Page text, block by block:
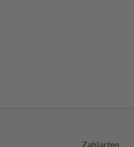
Zahlarten